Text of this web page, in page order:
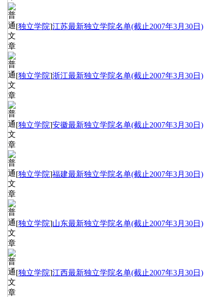
[独立学院]江苏最新独立学院名单(截止2007年3月30日)
[独立学院]浙江最新独立学院名单(截止2007年3月30日)
[独立学院]安徽最新独立学院名单(截止2007年3月30日)
[独立学院]福建最新独立学院名单(截止2007年3月30日)
[独立学院]山东最新独立学院名单(截止2007年3月30日)
[独立学院]江西最新独立学院名单(截止2007年3月30日)